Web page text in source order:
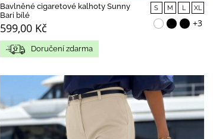
Bavlněné cigaretové kalhoty Sunny
Bari bílé
599,00 Kč
S M L XL
+3
Doručení zdarma